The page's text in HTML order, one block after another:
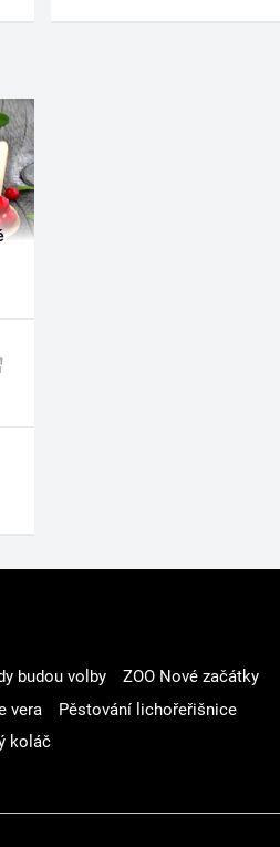
budou volby
ZOO Nové začátky
vera
Pěstování lichořeřišnice
koláč